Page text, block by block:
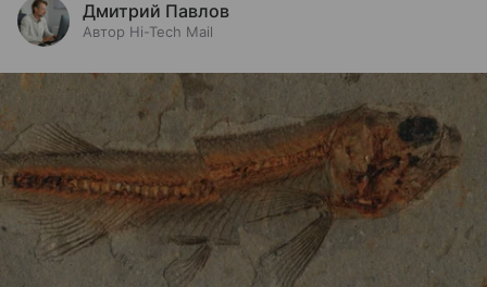
Дмитрий Павлов
Автор Hi-Tech Mail